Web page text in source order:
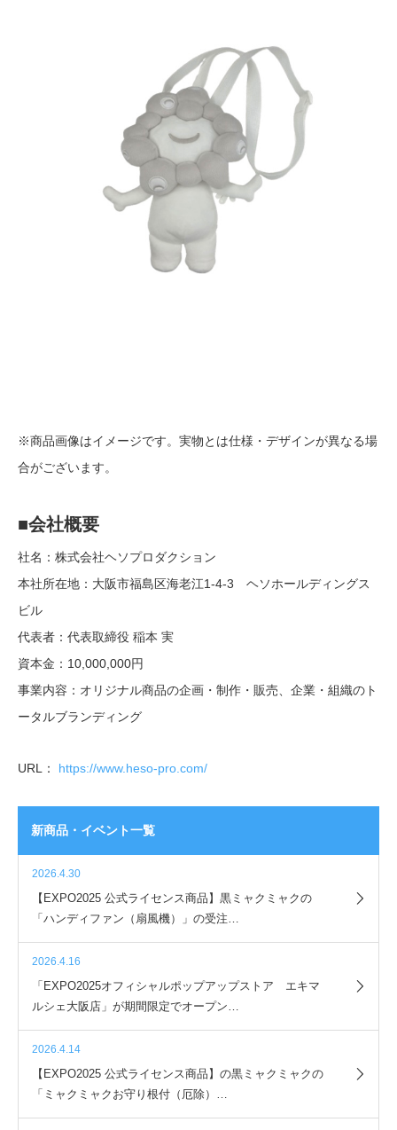
※商品画像はイメージです。実物とは仕様・デザインが異なる場
合がございます。
■会社概要
社名：株式会社ヘソプロダクション
本社所在地：大阪市福島区海老江1-4-3 ヘソホールディングス
ビル
代表者：代表取締役 稲本 実
資本金：10,000,000円
事業内容：オリジナル商品の企画・制作・販売、企業・組織のト
ータルブランディング
URL： https://www.heso-pro.com/
新商品・イベント一覧
2026.4.30
【EXPO2025 公式ライセンス商品】黒ミャクミャクの
「ハンディファン（扇風機）」の受注…
2026.4.16
「EXPO2025オフィシャルポップアップストア エキマ
ルシェ大阪店」が期間限定でオープン…
2026.4.14
【EXPO2025 公式ライセンス商品】の黒ミャクミャクの
「ミャクミャクお守り根付（厄除）…